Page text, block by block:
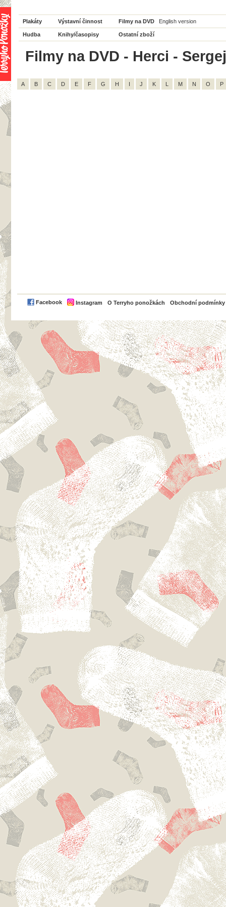
Plakáty Výstavní činnost Filmy na DVD English version
Hudba Knihy/časopisy Ostatní zboží
Filmy na DVD - Herci -
A B C D E F G H I J K L M N O P
Facebook Instagram O Terryho ponožkách Obchodní podmínky
PayPal